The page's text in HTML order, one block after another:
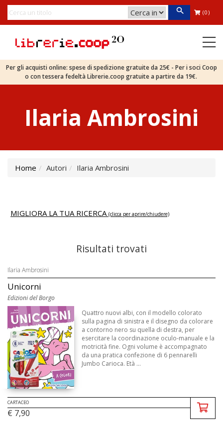
(0)
Per gli acquisti online: spese di spedizione gratuite da 25€ - Per i soci Coop
o con tessera fedeltà Librerie.coop gratuite a partire da 19€.
Ilaria Ambrosini
Home Autori Ilaria Ambrosini
MIGLIORA LA TUA RICERCA (clicca per aprire/chiudere)
Risultati trovati
Ilaria Ambrosini
Unicorni
Edizioni del Borgo
Quattro nuovi albi, con il modello colorato
sulla pagina di sinistra e il disegno da colorare
a contorno nero su quella di destra, per
esercitare la coordinazione oculo-manuale e la
motricità fine. Ogni volume è accompagnato
da una pratica confezione di 6 pennarelli
Jumbo Carioca. Età ...
CARTACEO
€ 7,90